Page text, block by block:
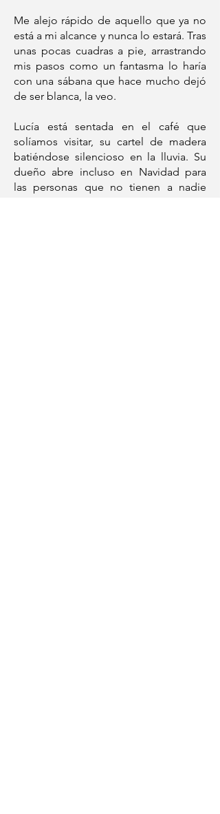
Me alejo rápido de aquello que ya no
está a mi alcance y nunca lo estará. Tras
unas pocas cuadras a pie, arrastrando
mis pasos como un fantasma lo haría
con una sábana que hace mucho dejó
de ser blanca, la veo.
Lucía está sentada en el café que
solíamos visitar, su cartel de madera
batiéndose silencioso en la lluvia. Su
dueño abre incluso en Navidad para
las personas que no tienen a nadie